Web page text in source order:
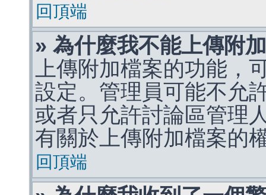
回頂端
» 為什麼我不能上傳附
上傳附加檔案的功能，
設定。管理員可能不允
或者只允許討論區管理
有關於上傳附加檔案的
回頂端